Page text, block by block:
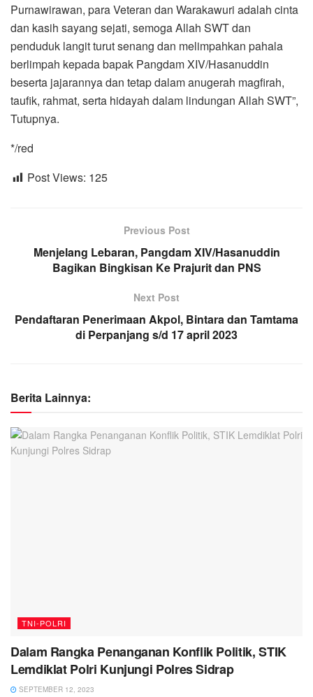
Purnawirawan, para Veteran dan Warakawuri adalah cinta
dan kasih sayang sejati, semoga Allah SWT dan
penduduk langit turut senang dan melimpahkan pahala
berlimpah kepada bapak Pangdam XIV/Hasanuddin
beserta jajarannya dan tetap dalam anugerah magfirah,
taufik, rahmat, serta hidayah dalam lindungan Allah SWT”,
Tutupnya.
*/red
Post Views: 125
Previous Post
Menjelang Lebaran, Pangdam XIV/Hasanuddin
Bagikan Bingkisan Ke Prajurit dan PNS
Next Post
Pendaftaran Penerimaan Akpol, Bintara dan Tamtama
di Perpanjang s/d 17 april 2023
Berita Lainnya:
TNI-POLRI
Dalam Rangka Penanganan Konflik Politik, STIK
Lemdiklat Polri Kunjungi Polres Sidrap
SEPTEMBER 12, 2023